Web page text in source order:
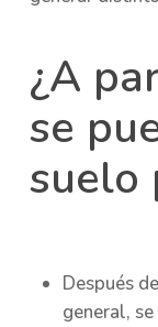
¿A
se
suelo
Después
general,